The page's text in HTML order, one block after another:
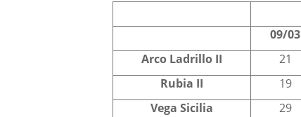
09/03
Arco Ladrillo II
21
Rubia II
19
Vega Sicilia
29